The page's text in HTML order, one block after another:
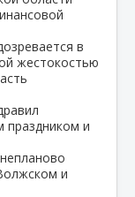
в
жестокостью
праздником и
и